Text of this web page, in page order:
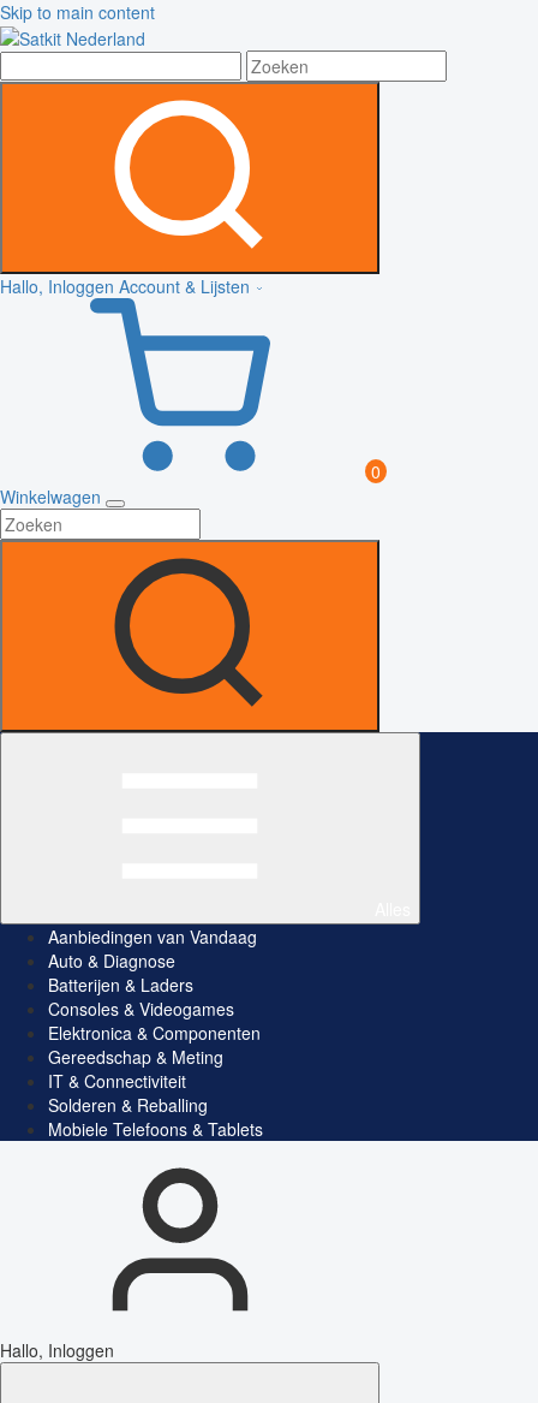
Skip to main content
Hallo, Inloggen Account & Lijsten
0
Winkelwagen
Aanbiedingen van Vandaag
Auto & Diagnose
Batterijen & Laders
Consoles & Videogames
Elektronica & Componenten
Gereedschap & Meting
IT & Connectiviteit
Solderen & Reballing
Mobiele Telefoons & Tablets
Hallo, Inloggen